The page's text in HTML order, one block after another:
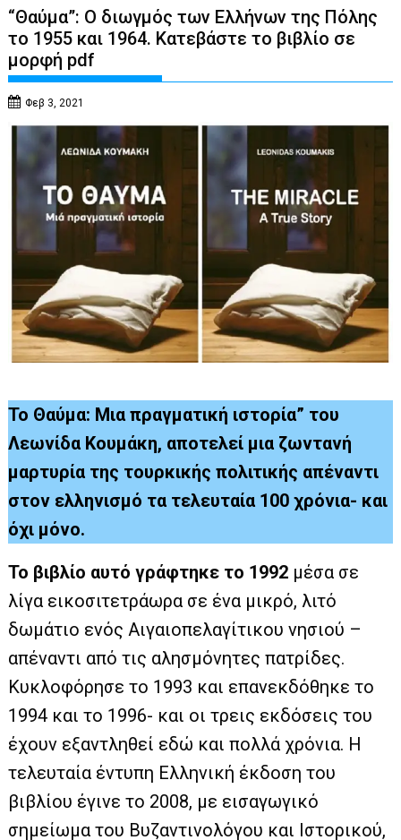
“Θαύμα”: Ο διωγμός των Ελλήνων της Πόλης
το 1955 και 1964. Κατεβάστε το βιβλίο σε
μορφή pdf
Φεβ 3, 2021
Το Θαύμα: Μια πραγματική ιστορία” του
Λεωνίδα Κουμάκη, αποτελεί μια ζωντανή
μαρτυρία της τουρκικής πολιτικής απέναντι
στον ελληνισμό τα τελευταία 100 χρόνια- και
όχι μόνο.
Το βιβλίο αυτό γράφτηκε το 1992 μέσα σε
λίγα εικοσιτετράωρα σε ένα μικρό, λιτό
δωμάτιο ενός Αιγαιοπελαγίτικου νησιού –
απέναντι από τις αλησμόνητες πατρίδες.
Κυκλοφόρησε το 1993 και επανεκδόθηκε το
1994 και το 1996- και οι τρεις εκδόσεις του
έχουν εξαντληθεί εδώ και πολλά χρόνια. Η
τελευταία έντυπη Ελληνική έκδοση του
βιβλίου έγινε το 2008, με εισαγωγικό
σημείωμα του Βυζαντινολόγου και Ιστορικού,